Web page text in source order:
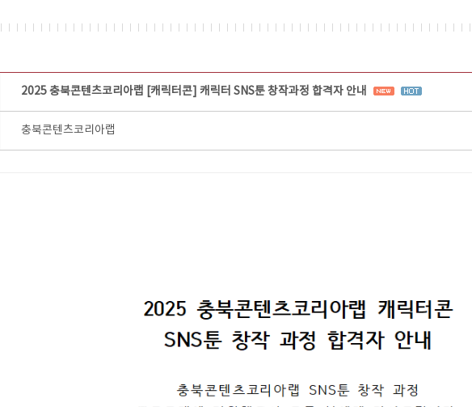
2025 충북콘텐츠코리아랩 [캐릭터콘] 캐릭터 SNS툰 창작과정 합격자 안내
충북콘텐츠코리아랩